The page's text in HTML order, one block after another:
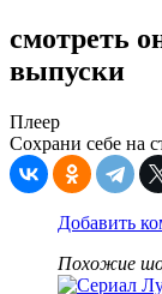
смотреть
выпуски
Плеер
Сохрани себе на
Добавить
Похожие